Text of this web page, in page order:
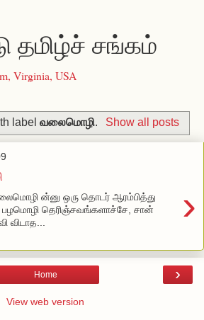
தமிழ்ச் சங்கம்
Virginia, USA
labelவலைமொழி. Show all posts
›
ன்னு ஒரு தொடர் ஆரம்பித்து
பழமொழி தெரிஞ்சவங்களாச்சே, சான்
விடாத...
›
Home
View web version